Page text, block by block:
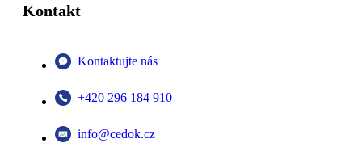
Kontakt
Kontaktujte nás
+420 296 184 910
info@cedok.cz